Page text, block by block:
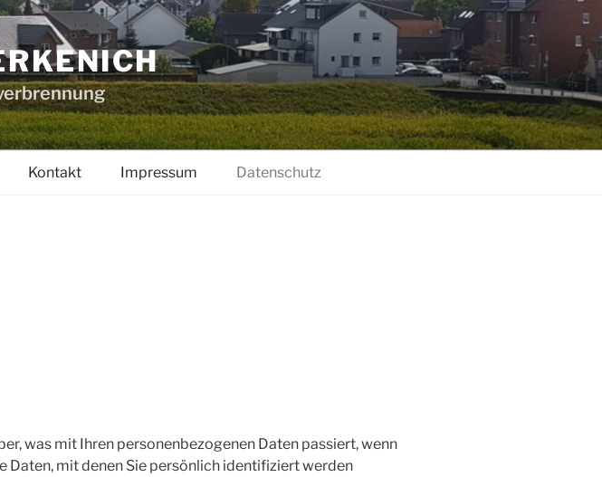
Kontakt Impressum Datenschutz
was mit Ihren personenbezogenen Daten passiert, wenn
Daten, mit denen Sie persönlich identifiziert werden